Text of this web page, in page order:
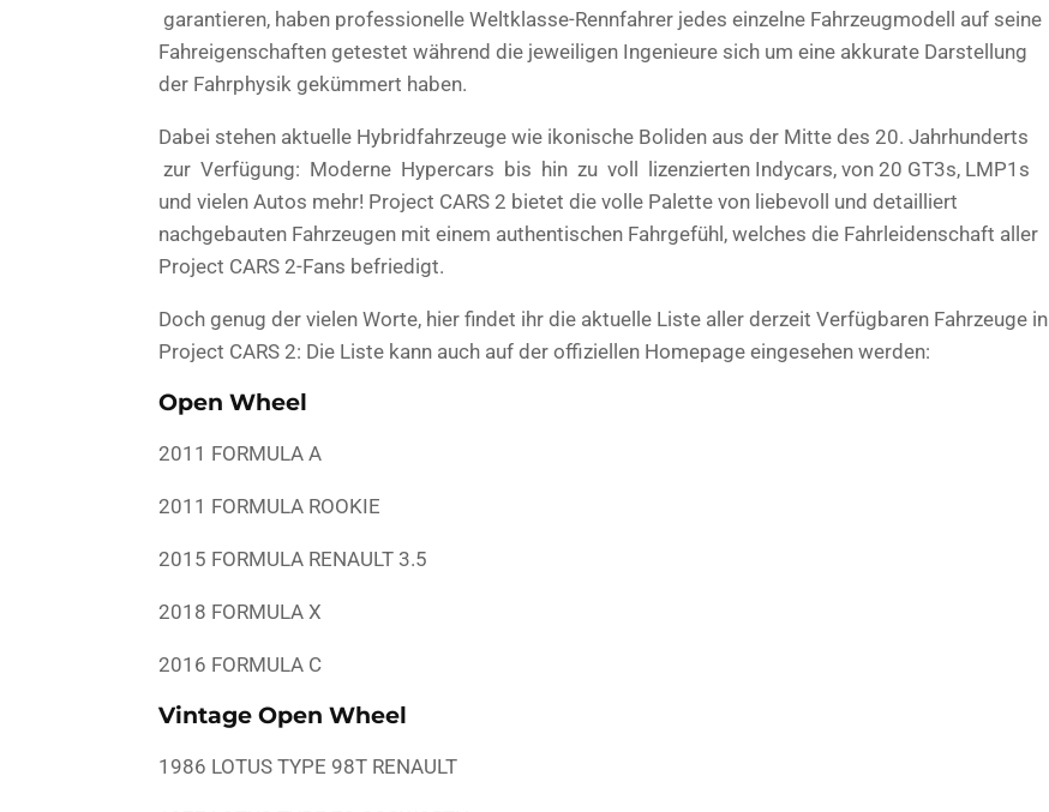
garantieren, haben professionelle Weltklasse-Rennfahrer jedes einzelne Fahrzeugmodell auf seine
Fahreigenschaften getestet während die jeweiligen Ingenieure sich um eine akkurate Darstellung
der Fahrphysik gekümmert haben.
Dabei stehen aktuelle Hybridfahrzeuge wie ikonische Boliden aus der Mitte des 20. Jahrhunderts
zur Verfügung: Moderne Hypercars bis hin zu voll lizenzierten Indycars, von 20 GT3s, LMP1s
und vielen Autos mehr! Project CARS 2 bietet die volle Palette von liebevoll und detailliert
nachgebauten Fahrzeugen mit einem authentischen Fahrgefühl, welches die Fahrleidenschaft aller
Project CARS 2-Fans befriedigt.
Doch genug der vielen Worte, hier findet ihr die aktuelle Liste aller derzeit Verfügbaren Fahrzeuge in
Project CARS 2: Die Liste kann auch auf der offiziellen Homepage eingesehen werden:
Open Wheel
2011 FORMULA A
2011 FORMULA ROOKIE
2015 FORMULA RENAULT 3.5
2018 FORMULA X
2016 FORMULA C
Vintage Open Wheel
1986 LOTUS TYPE 98T RENAULT